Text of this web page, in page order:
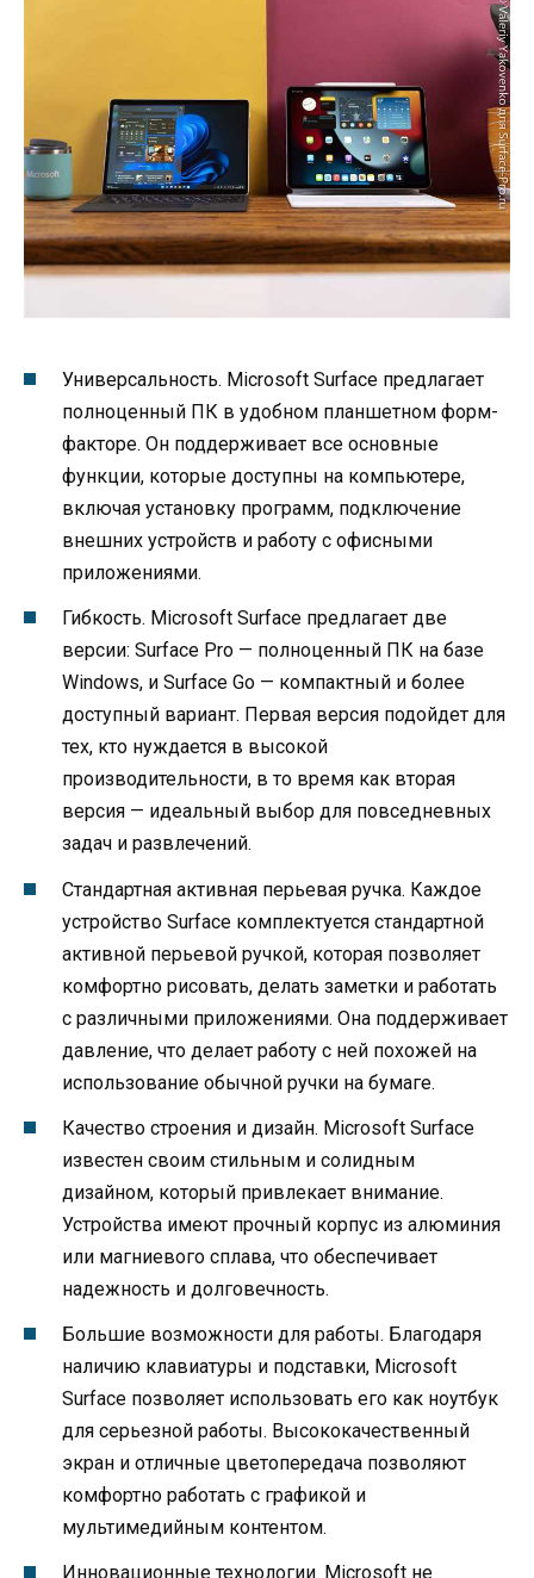
Универсальность. Microsoft Surface предлагает
полноценный ПК в удобном планшетном форм-
факторе. Он поддерживает все основные
функции, которые доступны на компьютере,
включая установку программ, подключение
внешних устройств и работу с офисными
приложениями.
Гибкость. Microsoft Surface предлагает две
версии: Surface Pro — полноценный ПК на базе
Windows, и Surface Go — компактный и более
доступный вариант. Первая версия подойдет для
тех, кто нуждается в высокой
производительности, в то время как вторая
версия — идеальный выбор для повседневных
задач и развлечений.
Стандартная активная перьевая ручка. Каждое
устройство Surface комплектуется стандартной
активной перьевой ручкой, которая позволяет
комфортно рисовать, делать заметки и работать
с различными приложениями. Она поддерживает
давление, что делает работу с ней похожей на
использование обычной ручки на бумаге.
Качество строения и дизайн. Microsoft Surface
известен своим стильным и солидным
дизайном, который привлекает внимание.
Устройства имеют прочный корпус из алюминия
или магниевого сплава, что обеспечивает
надежность и долговечность.
Большие возможности для работы. Благодаря
наличию клавиатуры и подставки, Microsoft
Surface позволяет использовать его как ноутбук
для серьезной работы. Высококачественный
экран и отличные цветопередача позволяют
комфортно работать с графикой и
мультимедийным контентом.
Инновационные технологии. Microsoft не